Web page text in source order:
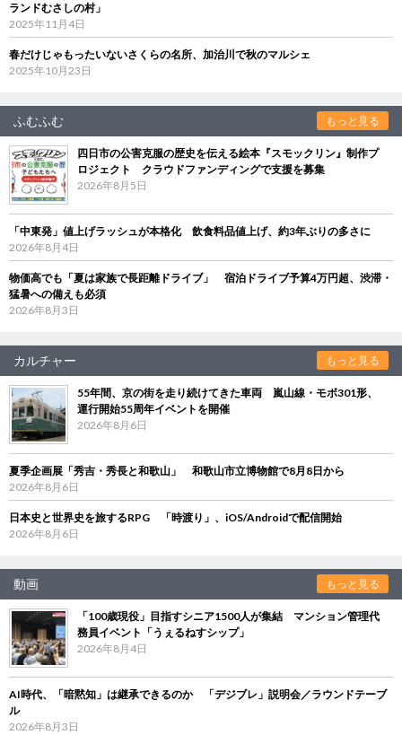
ランドむさしの村」
2025年11月4日
春だけじゃもったいないさくらの名所、加治川で秋のマルシェ
2025年10月23日
ふむふむ もっと見る
四日市の公害克服の歴史を伝える絵本『スモックリン』制作プ
ロジェクト クラウドファンディングで支援を募集
2026年8月5日
「中東発」値上げラッシュが本格化 飲食料品値上げ、約3年ぶりの多さに
2026年8月4日
物価高でも「夏は家族で長距離ドライブ」 宿泊ドライブ予算4万円超、渋滞・
猛暑への備えも必須
2026年8月3日
カルチャー もっと見る
55年間、京の街を走り続けてきた車両 嵐山線・モボ301形、
運行開始55周年イベントを開催
2026年8月6日
夏季企画展「秀吉・秀長と和歌山」 和歌山市立博物館で8月8日から
2026年8月6日
日本史と世界史を旅するRPG 「時渡り」、iOS/Androidで配信開始
2026年8月6日
動画 もっと見る
「100歳現役」目指すシニア1500人が集結 マンション管理代
務員イベント「うぇるねすシップ」
2026年8月4日
AI時代、「暗黙知」は継承できるのか 「デジブレ」説明会／ラウンドテーブ
ル
2026年8月3日